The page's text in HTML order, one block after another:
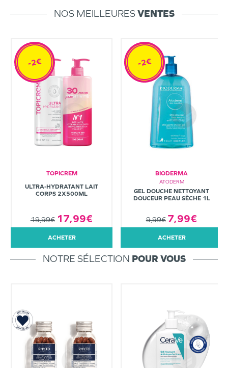
NOS MEILLEURESVENTES
TOPICREM
ULTRA-HYDRATANT LAIT
CORPS 2X500ML
19,99€ 17,99€
-2€
ACHETER
BIODERMA
ATODERM
GEL DOUCHE NETTOYANT
DOUCEUR PEAU SÈCHE 1L
9,99€ 7,99€
-2€
ACHETER
NOTRE SÉLECTION POUR VOUS